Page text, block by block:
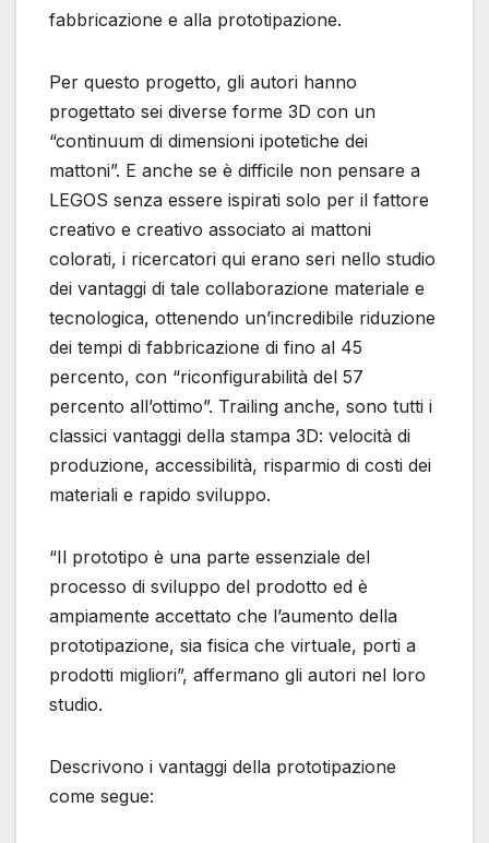
fabbricazione e alla prototipazione.
Per questo progetto, gli autori hanno
progettato sei diverse forme 3D con un
“continuum di dimensioni ipotetiche dei
mattoni”. E anche se è difficile non pensare a
LEGOS senza essere ispirati solo per il fattore
creativo e creativo associato ai mattoni
colorati, i ricercatori qui erano seri nello studio
dei vantaggi di tale collaborazione materiale e
tecnologica, ottenendo un’incredibile riduzione
dei tempi di fabbricazione di fino al 45
percento, con “riconfigurabilità del 57
percento all’ottimo”. Trailing anche, sono tutti i
classici vantaggi della stampa 3D: velocità di
produzione, accessibilità, risparmio di costi dei
materiali e rapido sviluppo.
“Il prototipo è una parte essenziale del
processo di sviluppo del prodotto ed è
ampiamente accettato che l’aumento della
prototipazione, sia fisica che virtuale, porti a
prodotti migliori”, affermano gli autori nel loro
studio.
Descrivono i vantaggi della prototipazione
come segue: